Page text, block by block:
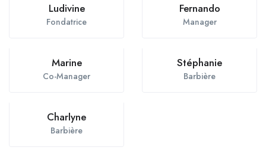
Ludivine
Fondatrice
Fernando
Manager
Marine
Co-Manager
Stéphanie
Barbière
Charlyne
Barbière